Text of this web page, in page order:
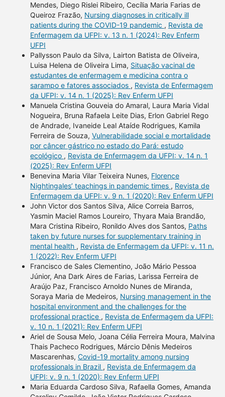
Mendes, Diego Rislei Ribeiro, Cecília Maria Farias de
Queiroz Frazão, Nursing diagnoses in critically ill
patients during the COVID-19 pandemic , Revista de
Enfermagem da UFPI: v. 13 n. 1 (2024): Rev Enferm
UFPI
Pallysson Paulo da Silva, Lairton Batista de Oliveira,
Luisa Helena de Oliveira Lima, Situação vacinal de
estudantes de enfermagem e medicina contra o
sarampo e fatores associados , Revista de Enfermagem
da UFPI: v. 14 n. 1 (2025): Rev Enferm UFPI
Manuela Cristina Gouveia do Amaral, Laura Maria Vidal
Nogueira, Bruna Rafaela Leite Dias, Erlon Gabriel Rego
de Andrade, Ivaneide Leal Ataíde Rodrigues, Kamila
Ferreira de Souza, Vulnerabilidade social e mortalidade
por câncer gástrico no estado do Pará: estudo
ecológico , Revista de Enfermagem da UFPI: v. 14 n. 1
(2025): Rev Enferm UFPI
Benevina Maria Vilar Teixeira Nunes, Florence
Nightingales’ teachings in pandemic times , Revista de
Enfermagem da UFPI: v. 9 n. 1 (2020): Rev Enferm UFPI
John Victor dos Santos Silva, Alice Correia Barros,
Yasmin Maciel Ramos Loureiro, Thyara Maia Brandão,
Mara Cristina Ribeiro, Ronildo Alves dos Santos, Paths
taken by future nurses for supplementary training in
mental health , Revista de Enfermagem da UFPI: v. 11 n.
1 (2022): Rev Enferm UFPI
Francisco de Sales Clementino, João Mário Pessoa
Júnior, Ana Dark Aires de Farias, Larissa Ferreira de
Araújo Paz, Francisco Arnoldo Nunes de Miranda,
Soraya Maria de Medeiros, Nursing management in the
hospital environment and the challenges for the
professional practice , Revista de Enfermagem da UFPI:
v. 10 n. 1 (2021): Rev Enferm UFPI
Ariel de Sousa Melo, Joana Célia Ferreira Moura, Malvina
Thais Pacheco Rodrigues, Márcio Dênis Medeiros
Mascarenhas, Covid-19 mortality among nursing
professionals in Brazil , Revista de Enfermagem da
UFPI: v. 9 n. 1 (2020): Rev Enferm UFPI
Maria Eduarda Cardoso Silva, Rafaella Gomes, Amanda